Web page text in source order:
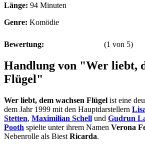
Länge: 94 Minuten
Genre: Komödie
Bewertung: (1 von 5)
Handlung von "Wer liebt,
Flügel"
Wer liebt, dem wachsen Flügel ist eine
dem Jahr 1999 mit den Hauptdarstellern
Stetten, Maximilian Schell und Gudrun
Pooth spielte unter ihrem Namen Verona
Nebenrolle als Biest Ricarda.